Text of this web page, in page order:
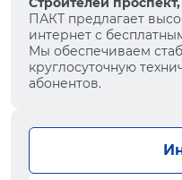
ПАКТ предлагает
интернет с
Мы обеспечиваем
круглосуточную
абонентов.